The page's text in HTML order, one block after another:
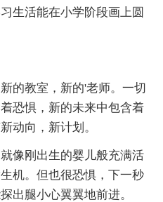
生活能在小学阶段画上圆
教室，新的'老师。一切
恐惧，新的未来中包含着
动向，新计划。
刚出生的婴儿般充满活
机。但也很恐惧，下一秒
出腿小心翼翼地前进。